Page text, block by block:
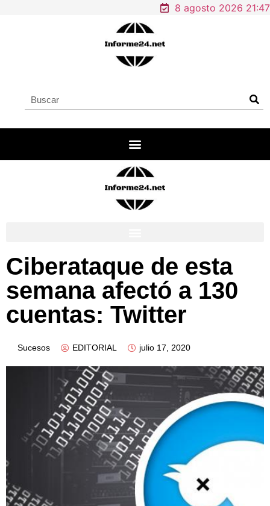
8 agosto 2026 21:47
Ciberataque de esta
semana afectó a 130
cuentas: Twitter
Sucesos EDITORIAL julio 17, 2020